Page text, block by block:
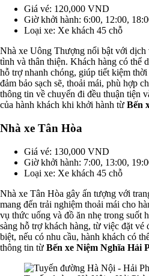
Giá vé: 120,000 VND
Giờ khởi hành: 6:00, 12:00,
Loại xe: Xe khách 45 chỗ
Nhà xe Uông Thượng nổi bật với dịch
tình và thân thiện. Khách hàng có thể
hỗ trợ nhanh chóng, giúp tiết kiệm
đảm bảo sạch sẽ, thoải mái, phù hợp
thông tin về chuyến đi đều thuận tiện
của hành khách khi khởi hành từ Bến
Nhà xe Tân Hòa
Giá vé: 130,000 VND
Giờ khởi hành: 7:00, 13:00,
Loại xe: Xe khách 45 chỗ
Nhà xe Tân Hòa gây ấn tượng với
mang đến trải nghiệm thoải mái cho
vụ thức uống và đồ ăn nhẹ trong suốt
sàng hỗ trợ khách hàng, từ việc đặt vé
biệt, nếu có nhu cầu, hành khách có
thông tin từ Bến xe Niệm Nghĩa Hải